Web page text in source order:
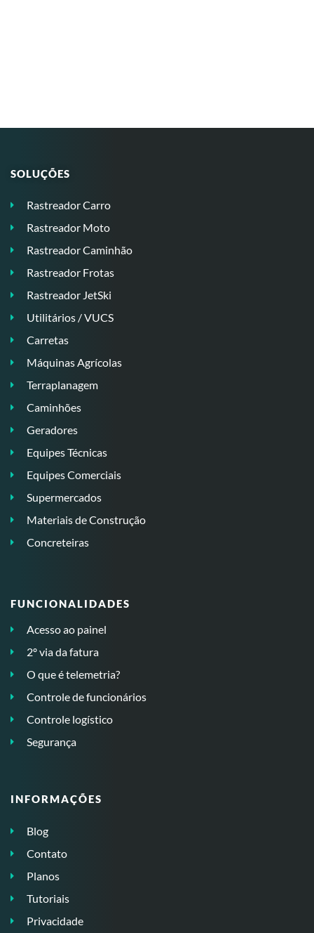
SOLUÇÕES
Rastreador Carro
Rastreador Moto
Rastreador Caminhão
Rastreador Frotas
Rastreador JetSki
Utilitários / VUCS
Carretas
Máquinas Agrícolas
Terraplanagem
Caminhões
Geradores
Equipes Técnicas
Equipes Comerciais
Supermercados
Materiais de Construção
Concreteiras
FUNCIONALIDADES
Acesso ao painel
2º via da fatura
O que é telemetria?
Controle de funcionários
Controle logístico
Segurança
INFORMAÇÕES
Blog
Contato
Planos
Tutoriais
Privacidade